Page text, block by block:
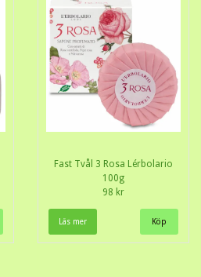
Fast Tvål 3 Rosa Lérbolario
100g
98 kr
Läs mer